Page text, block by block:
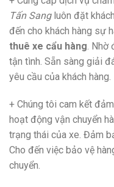
Tấn Sangluôn đặt
đến cho khách hàng sự
thuê xe cẩu hàng .
tận tình. Sẵn sàng giải
yêu cầu của khách hàng.
+ Chúng tôi cam kết
hoạt động vận chuyển
trạng thái của xe. Đảm
Cho đến việc bảo vệ
chuyển.